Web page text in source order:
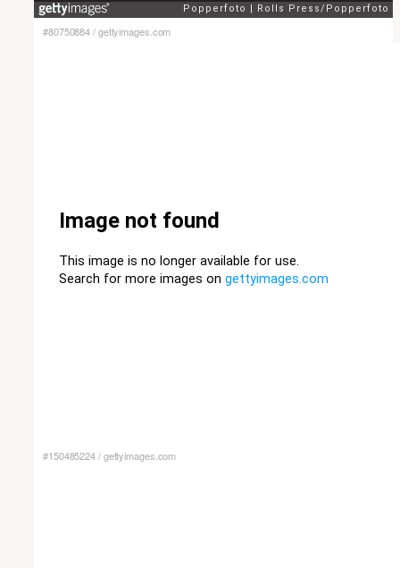
#80750884/gettyimages.com
#150485224/gettyimages.com